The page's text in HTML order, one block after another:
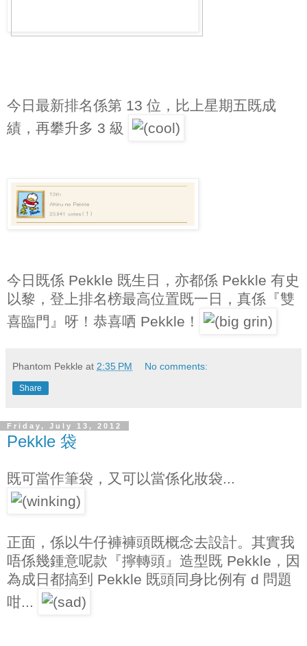
今日最新排名係第 13 位，比上星期五既成
績，再攀升多 3 級
今日既係 Pekkle 既生日，亦都係 Pekkle 有史
以黎，登上排名榜最高位置既一日，真係『雙
喜臨門』呀！恭喜哂 Pekkle！
Phantom Pekkle at 2:35 PM No comments:
Share
Friday, July 13, 2012
Pekkle 袋
既可當作筆袋，又可以當係化妝袋...
正面，係以牛仔褲褲頭既概念去設計。其實我
唔係幾鍾意呢款『擰轉頭』造型既 Pekkle，因
為成日都搞到 Pekkle 既頭同身比例有 d 問題
咁...